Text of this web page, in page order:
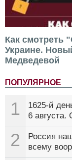
Как смотреть
Украине.
Медведевой
ПОПУЛЯРНОЕ
1
1625-й
6 августа.
2
Россия
всему